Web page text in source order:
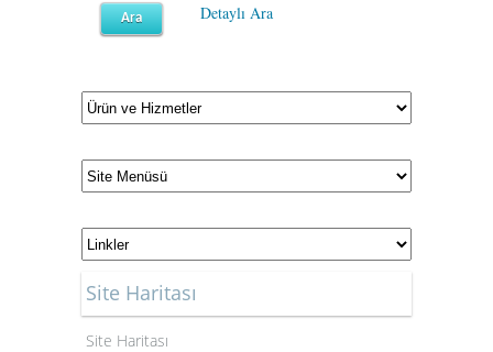
Detaylı Ara
Site Haritası
Site Haritası